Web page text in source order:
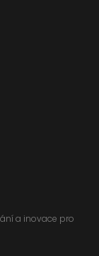
a inovace pro